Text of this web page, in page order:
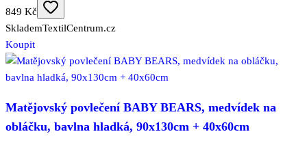
849 Kč
SklademTextilCentrum.cz
Koupit
Matějovský povlečení BABY BEARS, medvídek na
obláčku, bavlna hladká, 90x130cm + 40x60cm